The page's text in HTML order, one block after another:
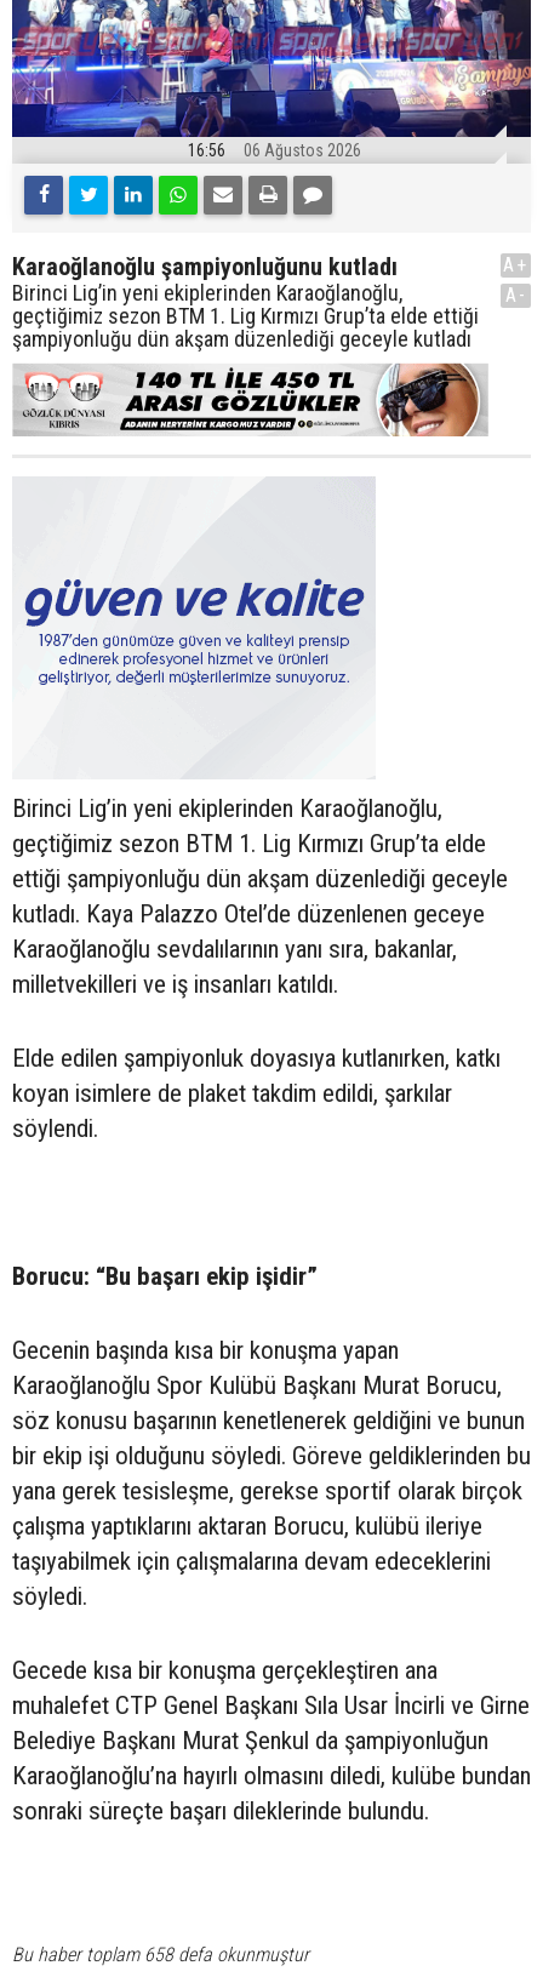
16:56 06 Ağustos 2026
Karaoğlanoğlu şampiyonluğunu kutladı
Birinci Lig’in yeni ekiplerinden Karaoğlanoğlu,
geçtiğimiz sezon BTM 1. Lig Kırmızı Grup’ta elde ettiği
şampiyonluğu dün akşam düzenlediği geceyle kutladı
A+
A-
Birinci Lig’in yeni ekiplerinden Karaoğlanoğlu,
geçtiğimiz sezon BTM 1. Lig Kırmızı Grup’ta elde
ettiği şampiyonluğu dün akşam düzenlediği geceyle
kutladı. Kaya Palazzo Otel’de düzenlenen geceye
Karaoğlanoğlu sevdalılarının yanı sıra, bakanlar,
milletvekilleri ve iş insanları katıldı.
Elde edilen şampiyonluk doyasıya kutlanırken, katkı
koyan isimlere de plaket takdim edildi, şarkılar
söylendi.
Borucu: “Bu başarı ekip işidir”
Gecenin başında kısa bir konuşma yapan
Karaoğlanoğlu Spor Kulübü Başkanı Murat Borucu,
söz konusu başarının kenetlenerek geldiğini ve bunun
bir ekip işi olduğunu söyledi. Göreve geldiklerinden bu
yana gerek tesisleşme, gerekse sportif olarak birçok
çalışma yaptıklarını aktaran Borucu, kulübü ileriye
taşıyabilmek için çalışmalarına devam edeceklerini
söyledi.
Gecede kısa bir konuşma gerçekleştiren ana
muhalefet CTP Genel Başkanı Sıla Usar İncirli ve Girne
Belediye Başkanı Murat Şenkul da şampiyonluğun
Karaoğlanoğlu’na hayırlı olmasını diledi, kulübe bundan
sonraki süreçte başarı dileklerinde bulundu.
Bu haber toplam 658 defa okunmuştur